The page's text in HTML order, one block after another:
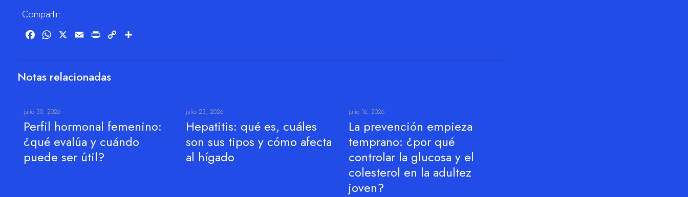
Compartir:
FacebookWhatsApp Email Print
Copy
Notas relacionadas
julio 30, 2026
Perfil hormonal femenino:
¿qué evalúa y cuándo
puede ser útil?
julio 23, 2026
Hepatitis: qué es, cuáles
son sus tipos y cómo afecta
al hígado
julio 16, 2026
La prevención empieza
temprano: ¿por qué
controlar la glucosa y el
colesterol en la adultez
joven?